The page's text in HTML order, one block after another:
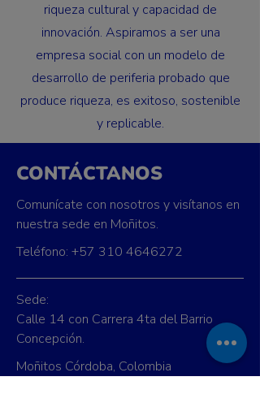
riqueza cultural y capacidad de
innovación. Aspiramos a ser una
empresa social con un modelo de
desarrollo de periferia probado que
produce riqueza, es exitoso, sostenible
y replicable.
CONTÁCTANOS
Comunícate con nosotros y visítanos en
nuestra sede en Moñitos.
Teléfono: +57 310 4646272
Sede:
Calle 14 con Carrera 4ta del Barrio
Concepción.
Moñitos Córdoba, Colombia